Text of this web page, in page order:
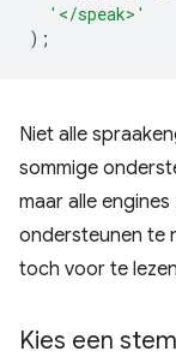
'</speak>'
);
Niet alle
sommige
maar alle
ondersteunen te
toch voor te
Kies een stem